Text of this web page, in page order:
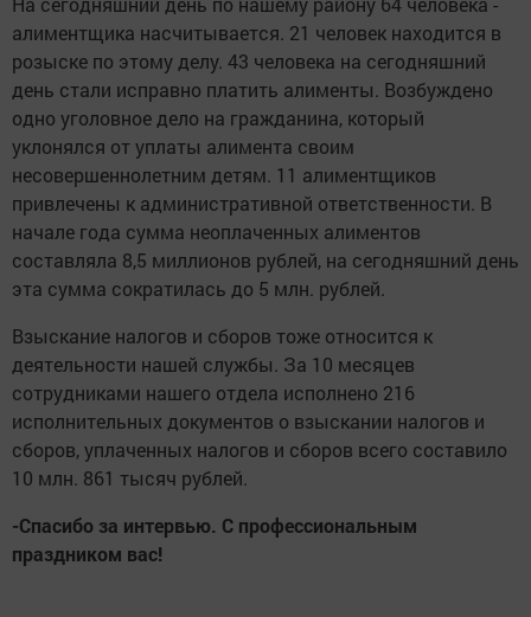
алиментщика насчитывается. 21 человек находится в
розыске по этому делу. 43 человека на сегодняшний
день стали исправно платить алименты. Возбуждено
одно уголовное дело на гражданина, который
уклонялся от уплаты алимента своим
несовершеннолетним детям. 11 алиментщиков
привлечены к административной ответственности. В
начале года сумма неоплаченных алиментов
составляла 8,5 миллионов рублей, на сегодняшний день
эта сумма сократилась до 5 млн. рублей.
Взыскание налогов и сборов тоже относится к
деятельности нашей службы. За 10 месяцев
сотрудниками нашего отдела исполнено 216
исполнительных документов о взыскании налогов и
сборов, уплаченных налогов и сборов всего составило
10 млн. 861 тысяч рублей.
-Спасибо за интервью. С профессиональным
праздником вас!